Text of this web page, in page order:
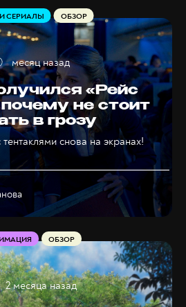
«Рейс
не стоит
в грозу
снова на экранах!
СЕРИАЛЫ ОБЗОР
месяц назад
ОБЗОР
2 месяца назад